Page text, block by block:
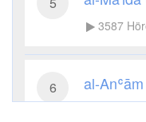
3587
6 al-